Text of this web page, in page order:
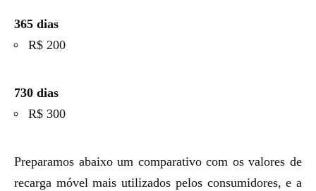
365 dias
R$ 200
730 dias
R$ 300
Preparamos abaixo um comparativo com os valores de
recarga móvel mais utilizados pelos consumidores, e a